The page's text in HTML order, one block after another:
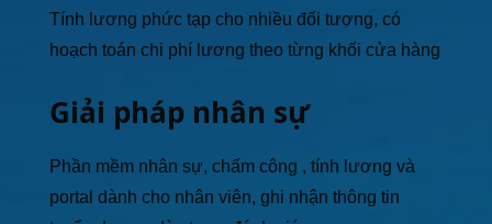
Tính lương phức tạp cho nhiều đối tượng, có
hoạch toán chi phí lương theo từng khối cửa hàng
Giải pháp nhân sự
Phần mềm nhân sự, chấm công , tính lương và
portal dành cho nhân viên, ghi nhận thông tin